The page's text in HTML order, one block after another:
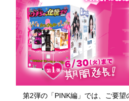
第2弾の「PINK編」では、ご要望